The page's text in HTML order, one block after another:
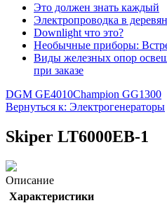
Это должен знать каждый
Электропроводка в
Downlight что это?
Необычные приборы:
Виды железных опор
при заказе
DGM GE4010Champion GG1300
Вернуться к: Электрогенераторы
Skiper LT6000EB-1
Описание
Характеристики